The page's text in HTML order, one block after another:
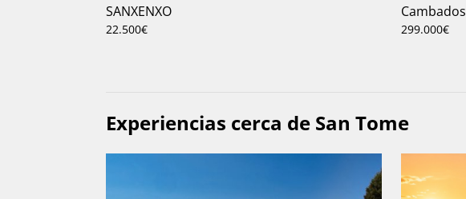
SANXENXO
22.500€
Cambados
299.000€
Experiencias cerca de San Tome